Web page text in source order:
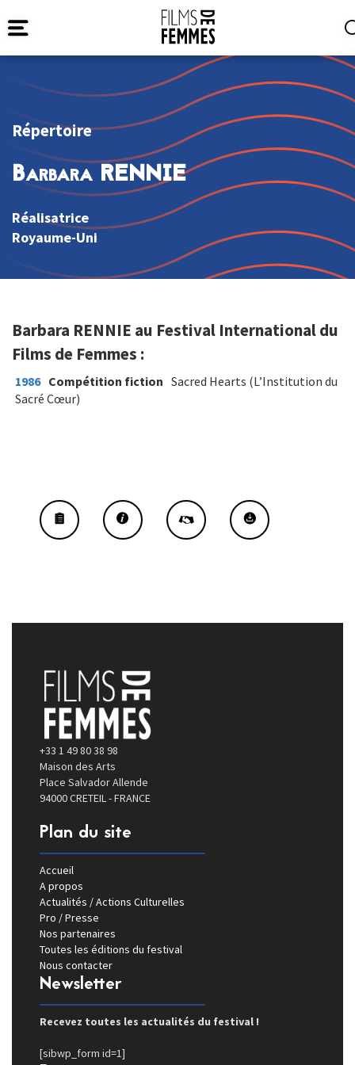
Répertoire
Barbara RENNIE
Réalisatrice
Royaume-Uni
Barbara RENNIE au Festival International du
Films de Femmes :
1986 Compétition fiction Sacred Hearts (L’Institution du
Sacré Cœur)
+33 1 49 80 38 98
Maison des Arts
Place Salvador Allende
94000 CRETEIL - FRANCE
Plan du site
Accueil
A propos
Actualités / Actions Culturelles
Pro / Presse
Nos partenaires
Toutes les éditions du festival
Nous contacter
Newsletter
Recevez toutes les actualités du festival !
[sibwp_form id=1]